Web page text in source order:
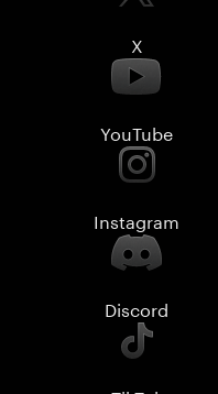
X
YouTube
Instagram
Discord